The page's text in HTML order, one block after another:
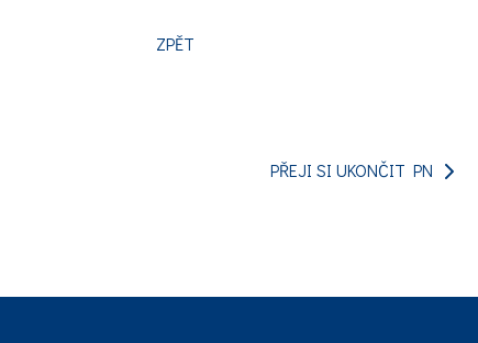
ZPĚT
PŘEJI SI UKONČIT PN